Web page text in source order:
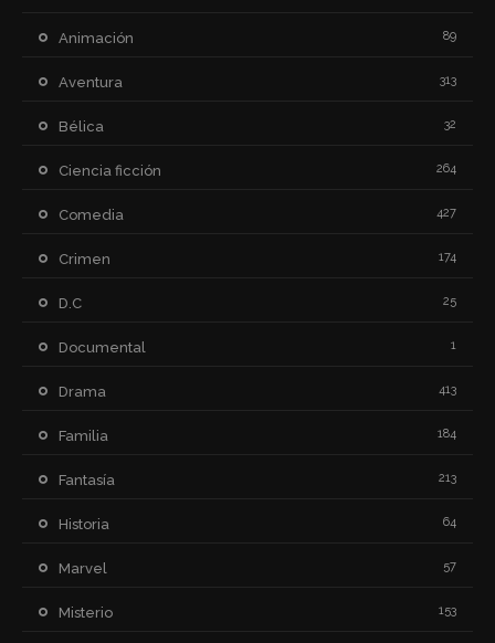
Animación 89
Aventura 313
Bélica 32
Ciencia ficción 264
Comedia 427
Crimen 174
D.C 25
Documental 1
Drama 413
Familia 184
Fantasía 213
Historia 64
Marvel 57
Misterio 153